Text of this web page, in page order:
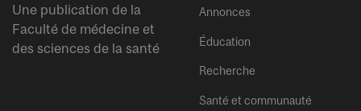
Une publication de la
Faculté de médecine et
des sciences de la santé
Annonces
Éducation
Recherche
Santé et communauté